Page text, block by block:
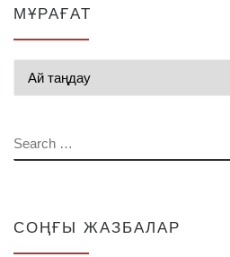
МҰРАҒАТ
SEARCH
СОҢҒЫ ЖАЗБАЛАР